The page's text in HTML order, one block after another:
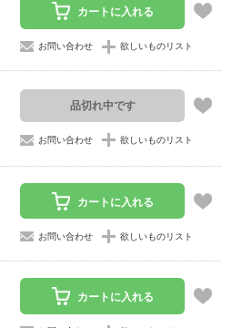
カートに入れる
お問い合わせ 欲しいものリスト
品切れ中です
お問い合わせ 欲しいものリスト
カートに入れる
お問い合わせ 欲しいものリスト
カートに入れる